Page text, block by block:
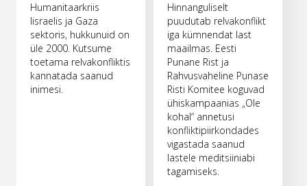
Humanitaarkriis
Iisraelis ja Gaza
sektoris, hukkunuid on
üle 2000. Kutsume
toetama relvakonfliktis
kannatada saanud
inimesi.
Hinnanguliselt
puudutab relvakonflikt
iga kümnendat last
maailmas. Eesti
Punane Rist ja
Rahvusvaheline Punase
Risti Komitee koguvad
ühiskampaanias „Ole
kohal“ annetusi
konfliktipiirkondades
vigastada saanud
lastele meditsiiniabi
tagamiseks.